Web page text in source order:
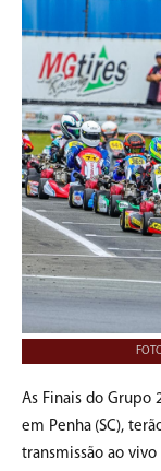
As Finais do Grupo
em Penha (SC),
transmissão ao